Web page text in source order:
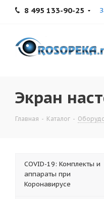
8 495 133-90-25
Экран
Главная - Каталог -
COVID-19: Комплекты и
аппараты при
Коронавирусе